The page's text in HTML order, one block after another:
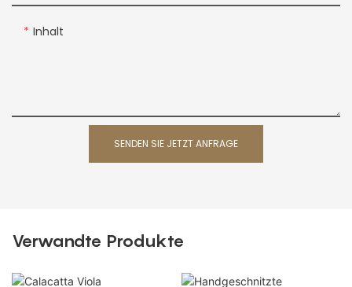
Inhalt
SENDEN SIE JETZT ANFRAGE
Verwandte Produkte